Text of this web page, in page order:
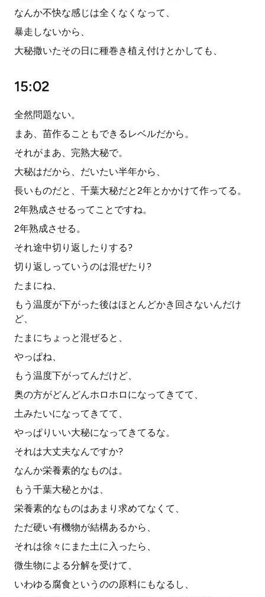
なんか不快な感じは全くなくなって、
暴走しないから、
大秘撒いたその日に種巻き植え付けとかしても、
15:02
全然問題ない。
まあ、苗作ることもできるレベルだから。
それがまあ、完熟大秘で。
大秘はだから、だいたい半年から、
長いものだと、千葉大秘だと2年とかかけて作ってる。
2年熟成させるってことですね。
2年熟成させる。
それ途中切り返したりする?
切り返しっていうのは混ぜたり?
たまにね、
もう温度が下がった後はほとんどかき回さないんだけ
ど、
たまにちょっと混ぜると、
やっぱね、
もう温度下がってんだけど、
奥の方がどんどんホロホロになってきてて、
土みたいになってきてて、
やっぱりいい大秘になってきてるな。
それは大丈夫なんですか?
なんか栄養素的なものは。
もう千葉大秘とかは、
栄養素的なものはあまり求めてなくて、
ただ硬い有機物が結構あるから、
それは徐々にまた土に入ったら、
微生物による分解を受けて、
いわゆる腐食というのの原料にもなるし、